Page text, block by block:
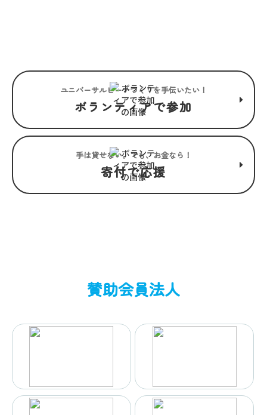
ユニバーサルビーチつくりを手伝いたい！
ボランティアで参加
手は貸せない。でも、お金なら！
寄付で応援
賛助会員法人